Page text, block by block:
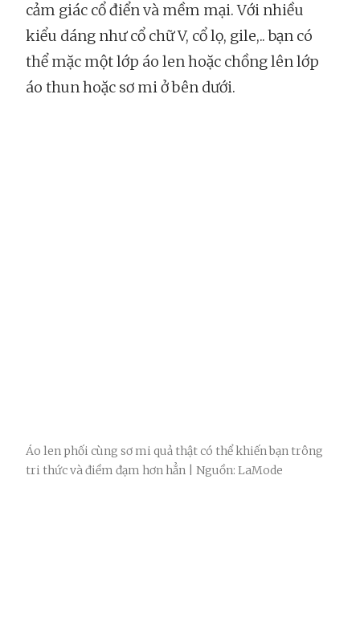
cảm giác cổ điển và mềm mại. Với nhiều
kiểu dáng như cổ chữ V, cổ lọ, gile,.. bạn có
thể mặc một lớp áo len hoặc chồng lên lớp
áo thun hoặc sơ mi ở bên dưới.
Áo len phối cùng sơ mi quả thật có thể khiến bạn trông
tri thức và điềm đạm hơn hẳn | Nguồn: LaMode